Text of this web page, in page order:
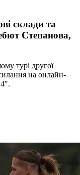
склади та
Степанова,
турі другої
на онлайн-